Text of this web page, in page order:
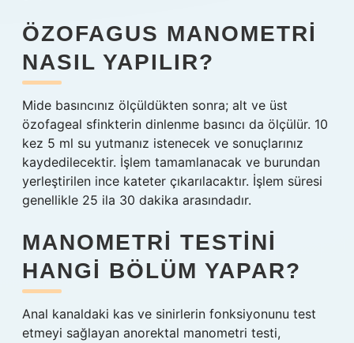
ÖZOFAGUS MANOMETRI
NASIL YAPILIR?
Mide basıncınız ölçüldükten sonra; alt ve üst
özofageal sfinkterin dinlenme basıncı da ölçülür. 10
kez 5 ml su yutmanız istenecek ve sonuçlarınız
kaydedilecektir. İşlem tamamlanacak ve burundan
yerleştirilen ince kateter çıkarılacaktır. İşlem süresi
genellikle 25 ila 30 dakika arasındadır.
MANOMETRI TESTINI
HANGI BÖLÜM YAPAR?
Anal kanaldaki kas ve sinirlerin fonksiyonunu test
etmeyi sağlayan anorektal manometri testi,